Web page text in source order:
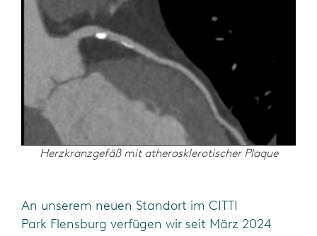
Herzkranzgefäß mit atherosklerotischer Plaque
An unserem neuen Standort im CITTI
Park Flensburg verfügen wir seit März 2024